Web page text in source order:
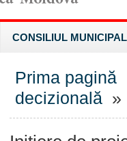
CONSILIUL MUNICIPAL
Prima pagină
decizională »